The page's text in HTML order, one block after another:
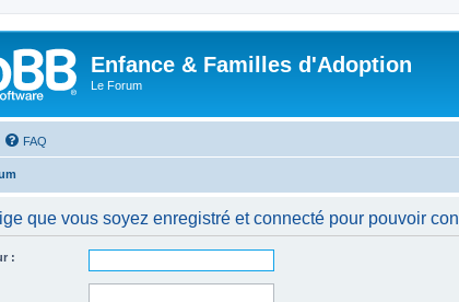
Enfance & Familles d'Adoption
Le Forum
FAQ
que vous soyez enregistré et connecté pour pouvoir
: